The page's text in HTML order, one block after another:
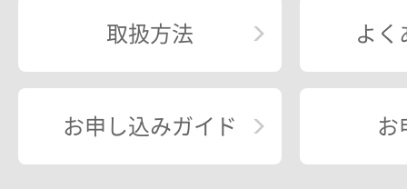
取扱方法 よく
お申し込みガイド お